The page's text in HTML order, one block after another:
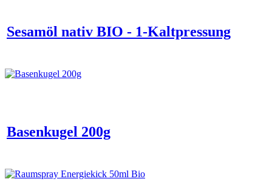
Sesamöl nativ BIO - 1-Kaltpressung
Basenkugel 200g